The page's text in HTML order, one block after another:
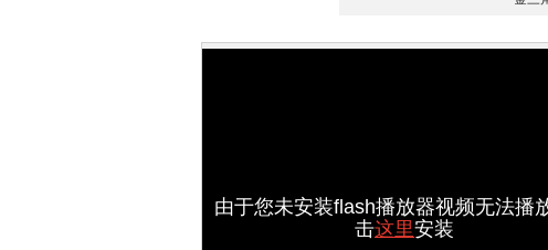
由于您未安装flash播放器视频无法播
击这里安装